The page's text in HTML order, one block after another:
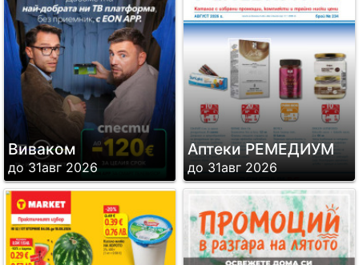
Виваком
до 31авг 2026
Аптеки РЕМЕДИУМ
до 31авг 2026